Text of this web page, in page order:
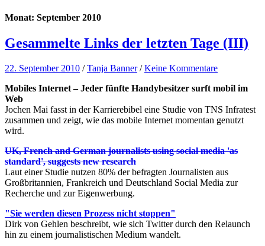
Monat: September 2010
Gesammelte Links der letzten Tage (III)
22. September 2010 /Tanja Banner /Keine Kommentare
Mobiles Internet – Jeder fünfte Handybesitzer surft mobil im
Web
Jochen Mai fasst in der Karrierebibel eine Studie von TNS Infratest
zusammen und zeigt, wie das mobile Internet momentan genutzt
wird.
UK, French and German journalists using social media 'as
standard', suggests new research
Laut einer Studie nutzen 80% der befragten Journalisten aus
Großbritannien, Frankreich und Deutschland Social Media zur
Recherche und zur Eigenwerbung.
"Sie werden diesen Prozess nicht stoppen"
Dirk von Gehlen beschreibt, wie sich Twitter durch den Relaunch
hin zu einem journalistischen Medium wandelt.